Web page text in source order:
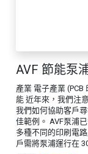
AVF 節能泵
產業 電子產業
能 近年來，我們注
我們如何協助客戶
佳範例。 AVF泵浦
多種不同的印刷電
戶需將泵浦運行在